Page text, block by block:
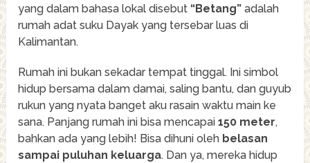
yang dalam bahasa lokal disebut “Betang” adalah
rumah adat suku Dayak yang tersebar luas di
Kalimantan.
Rumah ini bukan sekadar tempat tinggal. Ini simbol
hidup bersama dalam damai, saling bantu, dan guyub
rukun yang nyata banget aku rasain waktu main ke
sana. Panjang rumah ini bisa mencapai150 meter,
bahkan ada yang lebih! Bisa dihuni oleh belasan
sampai puluhan keluarga. Dan ya, mereka hidup